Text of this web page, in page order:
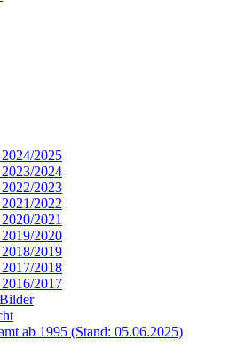
2024/2025
2023/2024
2022/2023
2022
2021
2019/2020
2018/2019
2017/2018
2016/2017
ab 1995 (Stand: 05.06.2025)